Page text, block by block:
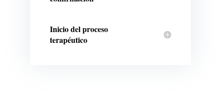
Inicio del proceso
terapéutico